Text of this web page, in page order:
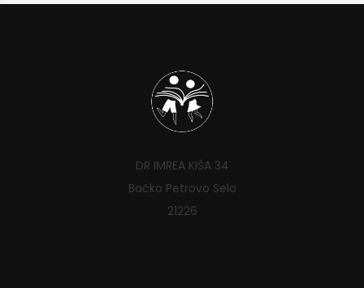
DR IMREA KIŠA 34
Bačko Petrovo Selo
21226